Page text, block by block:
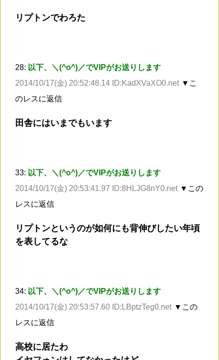
リプトンでわろた
28: 以下、＼(^o^)／でVIPがお送りします
2014/10/17(金) 20:52:48.14 ID:KadXVaXO0.net ▼こ
のレスに返信
田舎にはいまでもいます
33: 以下、＼(^o^)／でVIPがお送りします
2014/10/17(金) 20:53:41.97 ID:8HLJG8nY0.net ▼この
レスに返信
リプトンというのが如何にも背伸びしたい年頃
を表してるな
34: 以下、＼(^o^)／でVIPがお送りします
2014/10/17(金) 20:53:57.60 ID:LBptzTeg0.net ▼この
レスに返信
高校に居たわ